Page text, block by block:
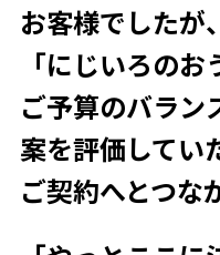
お客様でしたが、
「にじいろのお
ご予算のバラン
案を評価してい
ご契約へとつな